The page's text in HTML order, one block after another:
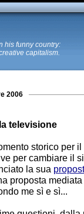
his funny country:
capitalism.
2006
televisione
storico per
per cambiare il
la sua
proposta
me sì e sì...